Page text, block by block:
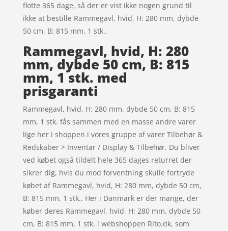
flotte 365 dage, så der er vist ikke nogen grund til
ikke at bestille Rammegavl, hvid, H: 280 mm, dybde
50 cm, B: 815 mm, 1 stk..
Rammegavl, hvid, H: 280
mm, dybde 50 cm, B: 815
mm, 1 stk. med
prisgaranti
Rammegavl, hvid, H: 280 mm, dybde 50 cm, B: 815
mm, 1 stk. fås sammen med en masse andre varer
lige her i shoppen i vores gruppe af varer Tilbehør &
Redskaber > Inventar / Display & Tilbehør. Du bliver
ved købet også tildelt hele 365 dages returret der
sikrer dig, hvis du mod forventning skulle fortryde
købet af Rammegavl, hvid, H: 280 mm, dybde 50 cm,
B: 815 mm, 1 stk.. Her i Danmark er der mange, der
køber deres Rammegavl, hvid, H: 280 mm, dybde 50
cm, B: 815 mm, 1 stk. i webshoppen Rito.dk, som